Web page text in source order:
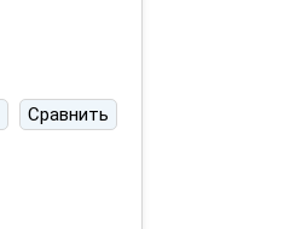
Сравнить